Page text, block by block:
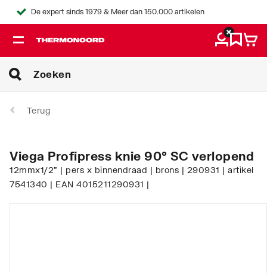
De expert sinds 1979 & Meer dan 150.000 artikelen
Terug
Viega Profipress knie 90° SC verlopend
12mmx1/2" | pers x binnendraad | brons | 290931 | artikel
7541340 | EAN 4015211290931 |